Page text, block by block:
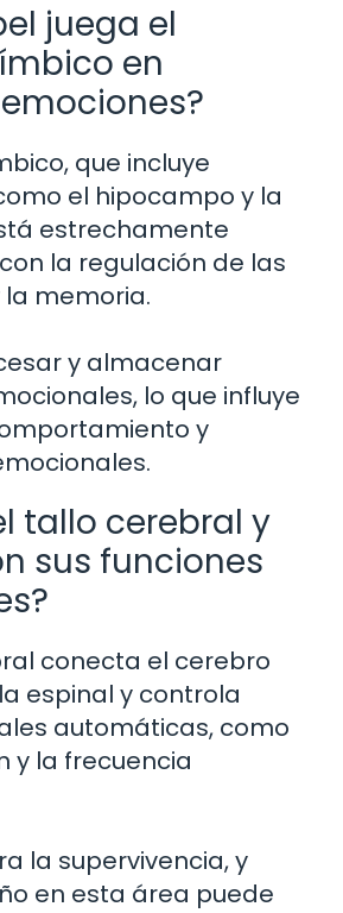
juega el
en
que incluye
el hipocampo y la
estrechamente
la regulación de las
memoria.
y almacenar
lo que influye
y
tallo cerebral y
sus funciones
conecta el cerebro
espinal y controla
automáticas, como
y la frecuencia
la supervivencia, y
en esta área puede